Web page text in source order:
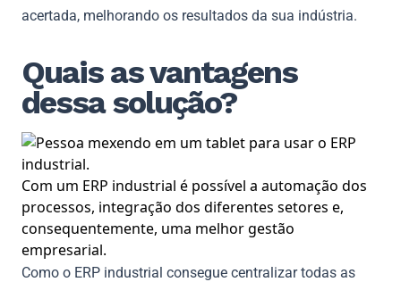
acertada, melhorando os resultados da sua indústria.
Quais as vantagens
dessa solução?
Com um ERP industrial é possível a automação dos
processos, integração dos diferentes setores e,
consequentemente, uma melhor gestão
empresarial.
Como o ERP industrial consegue centralizar todas as